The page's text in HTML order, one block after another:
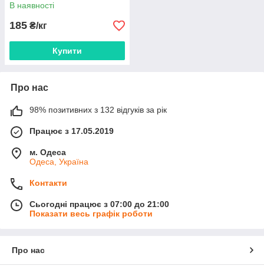
В наявності
185 ₴/кг
Купити
Про нас
98% позитивних з 132 відгуків за рік
Працює з 17.05.2019
м. Одеса
Одеса, Україна
Контакти
Сьогодні працює з 07:00 до 21:00
Показати весь графік роботи
Про нас